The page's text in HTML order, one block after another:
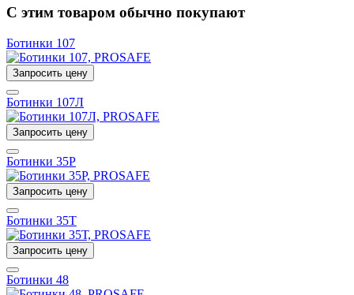
С этим товаром обычно покупают
Ботинки 107
Запросить цену
Ботинки 107Л
Запросить цену
Ботинки 35Р
Запросить цену
Ботинки 35Т
Запросить цену
Ботинки 48